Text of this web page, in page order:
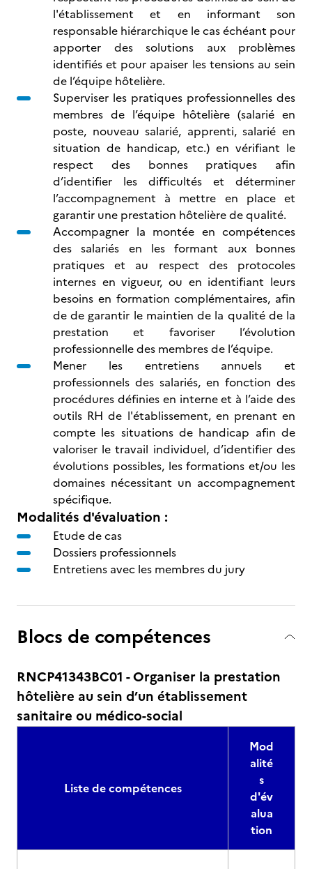
l'établissement et en informant son
responsable hiérarchique le cas échéant pour
apporter des solutions aux problèmes
identifiés et pour apaiser les tensions au sein
de l’équipe hôtelière.
Superviser les pratiques professionnelles des
membres de l’équipe hôtelière (salarié en
poste, nouveau salarié, apprenti, salarié en
situation de handicap, etc.) en vérifiant le
respect des bonnes pratiques afin
d’identifier les difficultés et déterminer
l’accompagnement à mettre en place et
garantir une prestation hôtelière de qualité.
Accompagner la montée en compétences
des salariés en les formant aux bonnes
pratiques et au respect des protocoles
internes en vigueur, ou en identifiant leurs
besoins en formation complémentaires, afin
de de garantir le maintien de la qualité de la
prestation et favoriser l’évolution
professionnelle des membres de l’équipe.
Mener les entretiens annuels et
professionnels des salariés, en fonction des
procédures définies en interne et à l’aide des
outils RH de l'établissement, en prenant en
compte les situations de handicap afin de
valoriser le travail individuel, d’identifier des
évolutions possibles, les formations et/ou les
domaines nécessitant un accompagnement
spécifique.
Modalités d'évaluation :
Etude de cas
Dossiers professionnels
Entretiens avec les membres du jury
Blocs de compétences
RNCP41343BC01 - Organiser la prestation
hôtelière au sein d’un établissement
sanitaire ou médico-social
Liste de compétences
Mod
alité
s
d'év
alua
tion